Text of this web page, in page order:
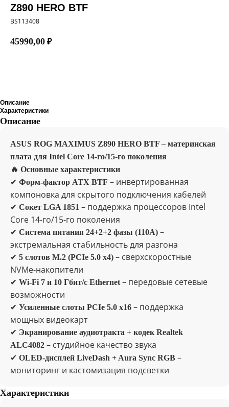
Z890 HERO BTF
BS113408
45990,00 ₽
Описание
Характеристики
Описание
ASUS ROG MAXIMUS Z890 HERO BTF – материнская
плата для Intel Core 14-го/15-го поколения
🔥 Основные характеристики
✔ Форм-фактор ATX BTF – инвертированная
компоновка для скрытого подключения кабелей
✔ Сокет LGA 1851 – поддержка процессоров Intel
Core 14-го/15-го поколения
✔ Система питания 24+2+2 фазы (110A) –
экстремальная стабильность для разгона
✔ 5 слотов M.2 (PCIe 5.0 x4) – сверхскоростные
NVMe-накопители
✔ Wi-Fi 7 и 10 Гбит/с Ethernet– передовые сетевые
возможности
✔ Усиленные слоты PCIe 5.0 x16 – поддержка
мощных видеокарт
✔ Экранирование аудиотракта + кодек Realtek
ALC4082 – студийное качество звука
✔ OLED-дисплей LiveDash + Aura Sync RGB –
мониторинг и кастомизация подсветки
Характеристики